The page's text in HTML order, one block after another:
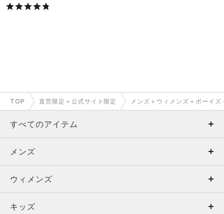
TOP 直営限定＋公式サイト限定 メンズ＋ウィメンズ＋ボーイズ
すべてのアイテム
メンズ
ウィメンズ
キッズ
メンズ
トップス
ボトムス
ウィメンズ
トップス
キッズ